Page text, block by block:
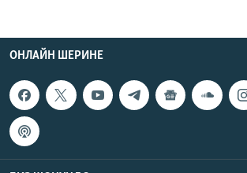
ОНЛАЙН ШЕРИНЕ